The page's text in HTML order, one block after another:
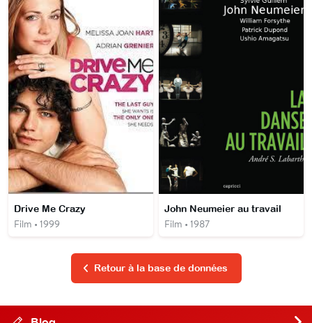
Drive Me Crazy
Film • 1999
John Neumeier au travail
Film • 1987
Retour à la base de données